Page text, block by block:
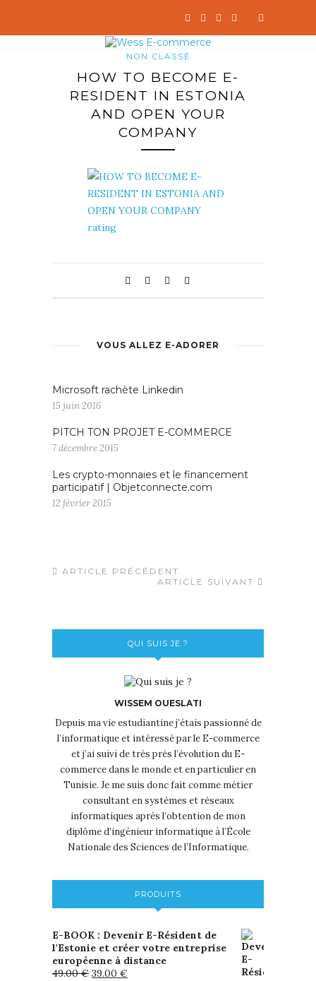
NON CLASSÉ
HOW TO BECOME E-
RESIDENT IN ESTONIA
AND OPEN YOUR
COMPANY
VOUS ALLEZ E-ADORER
Microsoft rachète Linkedin
15 juin 2016
PITCH TON PROJET E-COMMERCE
7 décembre 2015
Les crypto-monnaies et le financement
participatif | Objetconnecte.com
12 février 2015
ARTICLE PRÉCÉDENT
ARTICLE SUIVANT
QUI SUIS JE ?
WISSEM OUESLATI
Depuis ma vie estudiantine j’étais passionné de
l’informatique et intéressé par le E-commerce
et j’ai suivi de très près l’évolution du E-
commerce dans le monde et en particulier en
Tunisie. Je me suis donc fait comme métier
consultant en systèmes et réseaux
informatiques après l’obtention de mon
diplôme d’ingénieur informatique à l’École
Nationale des Sciences de l’Informatique.
PRODUITS
E-BOOK : Devenir E-Résident de
l'Estonie et créer votre entreprise
européenne à distance
49.00€ 39.00 €